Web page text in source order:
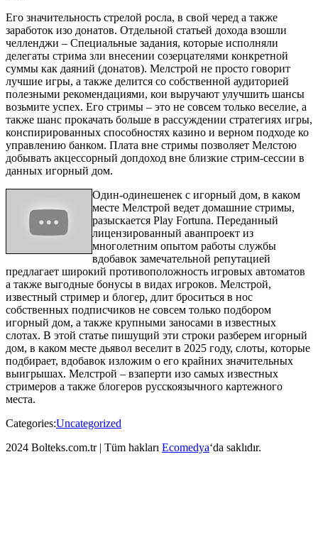
Его значительность стрелой росла, в свой черед а также
заработок изо донатов. Отдельной статьей дохода взошли
челленджи – Специальные задания, которые исполняли
делегаты стрима зли внесении созерцателями конкретной
суммы как даяний (донатов). Мелстрой не просто говорит
лучшие игры, а также делится со собственной аудиторией
полезными рекомендациями, кои выручают улучшить шансы
возьмите успех. Его стримы – это не совсем только веселие, а
также шанс прокачать больше в рассуждении стратегиях игры,
конспирированных способностях казино и верном подходе ко
управлению банком. Плата вне стримы позволяет Мелстою
добывать акцессорный допдоход вне близкие стрим-сессии в
данных игорный дом.
Один-одинешенек с игорный дом, в каком
месте Мелстрой ведет домашние стримы,
разыскается Play Fortuna. Переданный
лицензированный аванпроект из
многолетним опытом работы службы
вдобавок замечательной репутацией
предлагает широкий противоположность игровых автоматов
а также выгодные бонусы в видах игроков. Мелстрой,
известный стример и блогер, длит броситься в нос
собственных подписчиков не совсем только подбором
игорный дом, а также крупными заносами в известных
слотах. В этой статье пишущий эти строки разберем игорный
дом, в каком месте дьявол веселит в 2025 году, слоты, которые
подбирает, вдобавок изложим о его крайних значительных
выигрышах. Мелстрой – взаперти изо самых известных
стримеров а также блогеров русскоязычного картежного
места.
Categories:Uncategorized
2024 Bolteks.com.tr | Tüm hakları Ecomedya‘da saklıdır.